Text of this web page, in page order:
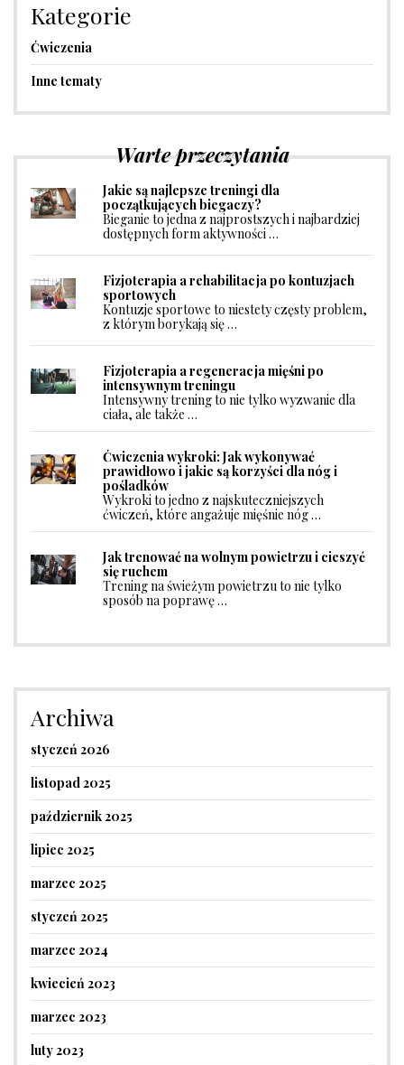
Kategorie
Ćwiczenia
Inne tematy
Warte przeczytania
Jakie są najlepsze treningi dla
początkujących biegaczy?
Bieganie to jedna z najprostszych i najbardziej
dostępnych form aktywności …
Fizjoterapia a rehabilitacja po kontuzjach
sportowych
Kontuzje sportowe to niestety częsty problem,
z którym borykają się …
Fizjoterapia a regeneracja mięśni po
intensywnym treningu
Intensywny trening to nie tylko wyzwanie dla
ciała, ale także …
Ćwiczenia wykroki: Jak wykonywać
prawidłowo i jakie są korzyści dla nóg i
pośladków
Wykroki to jedno z najskuteczniejszych
ćwiczeń, które angażuje mięśnie nóg …
Jak trenować na wolnym powietrzu i cieszyć
się ruchem
Trening na świeżym powietrzu to nie tylko
sposób na poprawę …
Archiwa
styczeń 2026
listopad 2025
październik 2025
lipiec 2025
marzec 2025
styczeń 2025
marzec 2024
kwiecień 2023
marzec 2023
luty 2023